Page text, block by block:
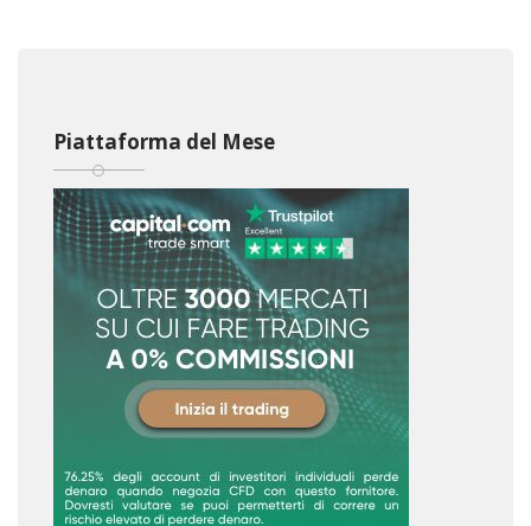
Piattaforma del Mese